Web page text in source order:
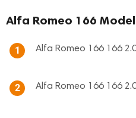
Alfa Romeo 166
1 Alfa Romeo 166 166
2 Alfa Romeo 166 166